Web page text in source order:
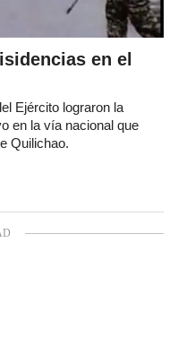
en el
Ejército lograron la
en la vía nacional que
Quilichao.